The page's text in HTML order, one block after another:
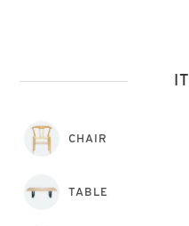
CHAIR
TABLE